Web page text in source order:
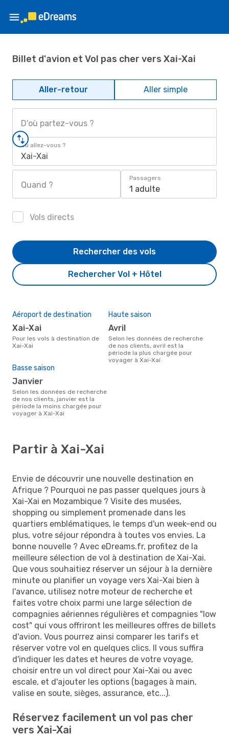
Billet d'avion et Vol pas cher vers Xai-Xai
Aller-retour Aller simple
D'où partez-vous ?
Où allez-vous ?
Xai-Xai
Quand ?
Passagers
1 adulte
Vols directs
Rechercher Vol + Hôtel
Rechercher des vols
Aéroport de destination
Xai-Xai
Pour les vols à destination de
Xai-Xai
Haute saison
avril
Selon les données de recherche
de nos clients, avril est la
période la plus chargée pour
voyager à Xai-Xai
Basse saison
janvier
Selon les données de recherche
de nos clients, janvier est la
période la moins chargée pour
voyager à Xai-Xai
Partir à Xai-Xai
Envie de découvrir une nouvelle destination en
Afrique ? Pourquoi ne pas passer quelques jours à
Xai-Xai en Mozambique ? Visite des musées,
shopping ou simplement promenade dans les
quartiers emblématiques, le temps d'un week-end ou
plus, votre séjour répondra à toutes vos envies. La
bonne nouvelle ? Avec eDreams.fr, profitez de la
meilleure sélection de vol à destination de Xai-Xai.
Que vous souhaitiez réserver un séjour à la dernière
minute ou planifier un voyage vers Xai-Xai bien à
l'avance, utilisez notre moteur de recherche et
faites votre choix parmi une large sélection de
compagnies aériennes régulières et compagnies "low
cost" qui vous offriront les meilleures offres de billets
d'avion. Vous pourrez ainsi comparer les tarifs et
réserver votre vol en quelques clics. Il vous suffira
d'indiquer les dates et heures de votre voyage,
choisir entre un vol direct pour Xai-Xai ou avec
escale, et d'ajouter les options (bagages à main,
valise en soute, sièges, assurance, etc...).
Réservez facilement un vol pas cher
vers Xai-Xai